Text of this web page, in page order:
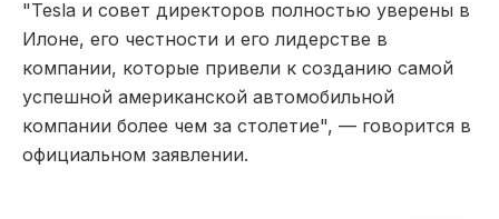
"Tesla и совет директоров полностью уверены в
Илоне, его честности и его лидерстве в
компании, которые привели к созданию самой
успешной американской автомобильной
компании более чем за столетие", — говорится в
официальном заявлении.